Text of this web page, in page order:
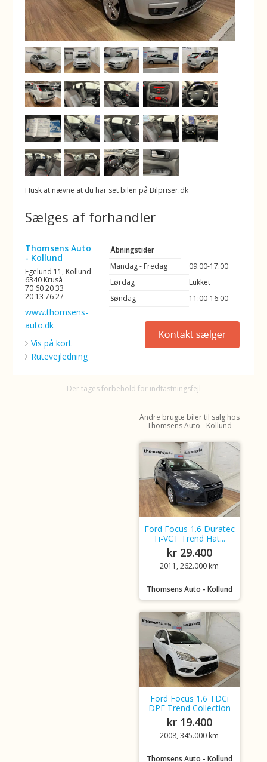
Husk at nævne at du har set bilen på Bilpriser.dk
Sælges af forhandler
Thomsens Auto
- Kollund
Egelund 11, Kollund
6340 Kruså
70 60 20 33
20 13 76 27
www.thomsens-
auto.dk
Vis på kort
Rutevejledning
Åbningstider
Mandag - Fredag
09:00-17:00
Lørdag
Lukket
Søndag
11:00-16:00
Der tages forbehold for indtastningsfejl
Andre brugte biler til salg hos
Thomsens Auto - Kollund
Ford Focus 1.6 Duratec
Ti-VCT Trend Hat...
kr 29.400
2011, 262.000 km
Thomsens Auto - Kollund
Ford Focus 1.6 TDCi
DPF Trend Collection
kr 19.400
2008, 345.000 km
Thomsens Auto - Kollund